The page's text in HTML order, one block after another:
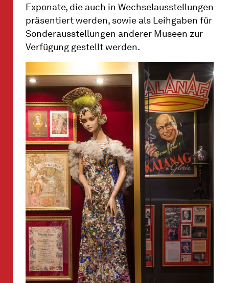
Exponate, die auch in Wechselausstellungen
präsentiert werden, sowie als Leihgaben für
Sonderausstellungen anderer Museen zur
Verfügung gestellt werden.